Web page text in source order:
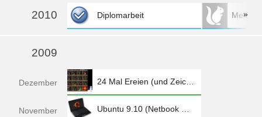
2010 Diplomarbeit Mein»
2009
Dezember 24 Mal Ereien (und Zeichnungen)
November Ubuntu 9.10 (Netbook Remix) auf dem Eee PC 1005HA installieren